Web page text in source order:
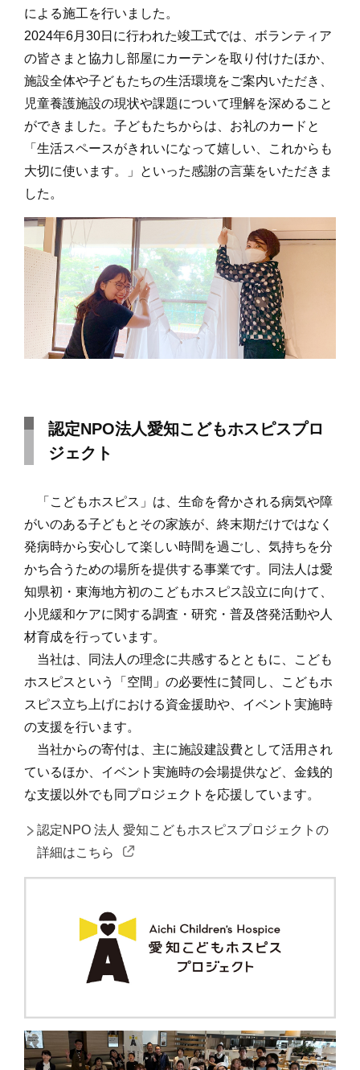
による施工を行いました。
2024年6月30日に行われた竣工式では、ボランティア
の皆さまと協力し部屋にカーテンを取り付けたほか、
施設全体や子どもたちの生活環境をご案内いただき、
児童養護施設の現状や課題について理解を深めること
ができました。子どもたちからは、お礼のカードと
「生活スペースがきれいになって嬉しい、これからも
大切に使います。」といった感謝の言葉をいただきま
した。
認定NPO法人愛知こどもホスピスプロ
ジェクト
「こどもホスピス」は、生命を脅かされる病気や障
がいのある子どもとその家族が、終末期だけではなく
発病時から安心して楽しい時間を過ごし、気持ちを分
かち合うための場所を提供する事業です。同法人は愛
知県初・東海地方初のこどもホスピス設立に向けて、
小児緩和ケアに関する調査・研究・普及啓発活動や人
材育成を行っています。
当社は、同法人の理念に共感するとともに、こども
ホスピスという「空間」の必要性に賛同し、こどもホ
スピス立ち上げにおける資金援助や、イベント実施時
の支援を行います。
当社からの寄付は、主に施設建設費として活用され
ているほか、イベント実施時の会場提供など、金銭的
な支援以外でも同プロジェクトを応援しています。
認定NPO 法人 愛知こどもホスピスプロジェクトの
詳細はこちら